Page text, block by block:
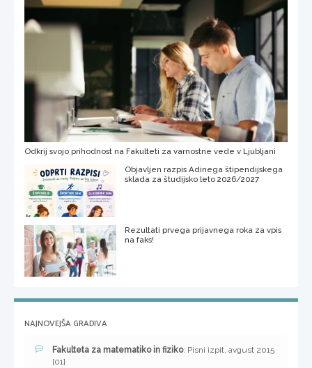
Odkrij svojo prihodnost na Fakulteti za varnostne vede v Ljubljani
Objavljen razpis Adinega štipendijskega
sklada za študijsko leto 2026/2027
Rezultati prvega prijavnega roka za vpis
na faks!
NAJNOVEJŠA GRADIVA
Fakulteta za matematiko in fiziko: Pisni izpit, avgust 2015
[01]